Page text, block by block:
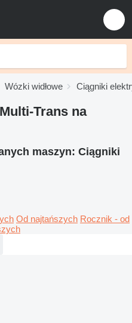
Wózki widłowe Ciągniki
Trans na
maszyn: Ciągniki
Od najtańszych Rocznik - od